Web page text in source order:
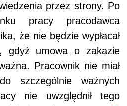
przez strony. Po
pracy pracodawca
że nie będzie wypłacał
gdyż umowa o zakazie
Pracownik nie miał
szczególnie ważnych
nie uwzględnił tego